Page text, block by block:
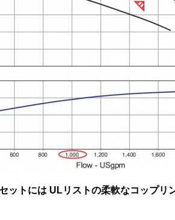
ットには ULリストの柔軟なコップリ